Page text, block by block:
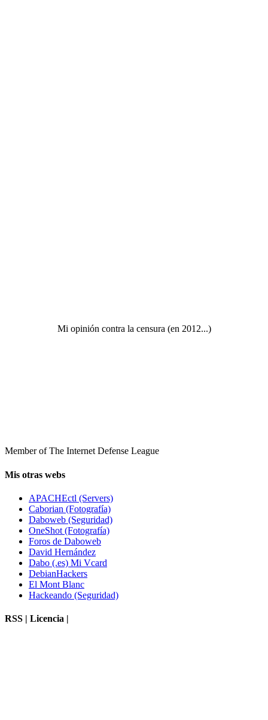
Mi opinión contra la censura (en 2012...)
Member of The Internet Defense League
Mis otras webs
APACHEctl (Servers)
Caborian (Fotografía)
Daboweb (Seguridad)
OneShot (Fotografía)
Foros de Daboweb
David Hernández
Dabo (.es) Mi Vcard
DebianHackers
El Mont Blanc
Hackeando (Seguridad)
RSS | Licencia |